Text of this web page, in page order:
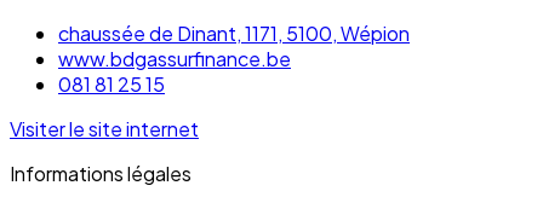
chaussée de Dinant, 1171, 5100, Wépion
www.bdgassurfinance.be
081 81 25 15
Visiter le site internet
Informations légales